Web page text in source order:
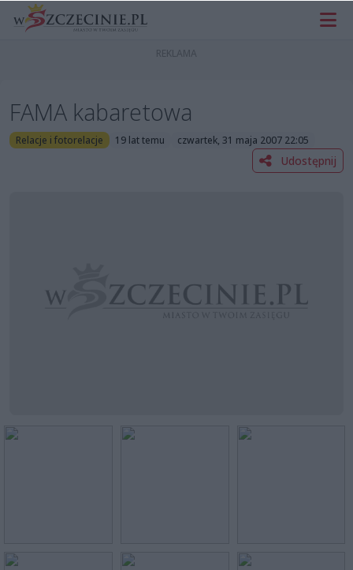
FAMA kabaretowa
Relacje i fotorelacje 19 lat temu czwartek, 31 maja 2007 22:05
Udostępnij